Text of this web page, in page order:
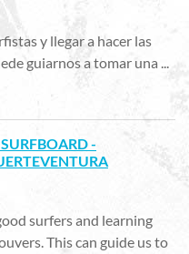
y llegar a hacer las
guiarnos a tomar una ...
-
surfers and learning
This can guide us to